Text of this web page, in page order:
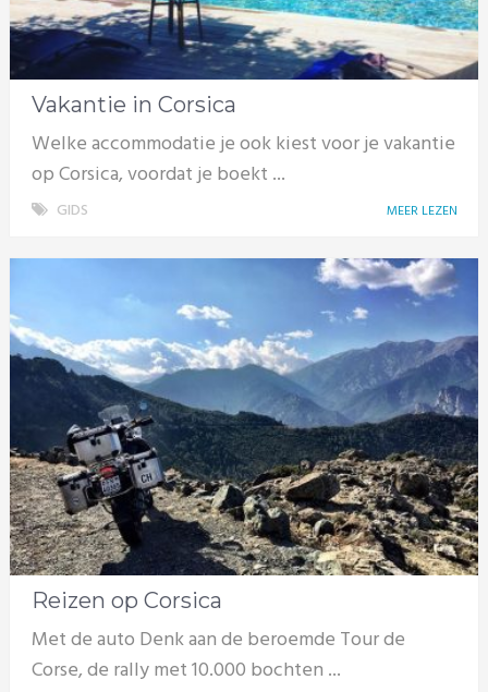
Vakantie in Corsica
Welke accommodatie je ook kiest voor je vakantie
op Corsica, voordat je boekt ...
GIDS MEER LEZEN
Reizen op Corsica
Met de auto Denk aan de beroemde Tour de
Corse, de rally met 10.000 bochten ...